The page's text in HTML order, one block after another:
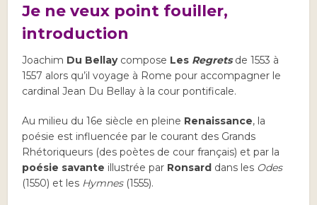
Je ne veux point fouiller,
introduction
Joachim Du Bellaycompose Les Regretsde 1553 à
1557 alors qu’il voyage à Rome pour accompagner le
cardinal Jean Du Bellay à la cour pontificale.
Au milieu du 16e siècle en pleine Renaissance, la
poésie est influencée par le courant des Grands
Rhétoriqueurs (des poètes de cour français) et par la
poésie savante illustrée par Ronsard dans les Odes
(1550) et les Hymnes (1555).